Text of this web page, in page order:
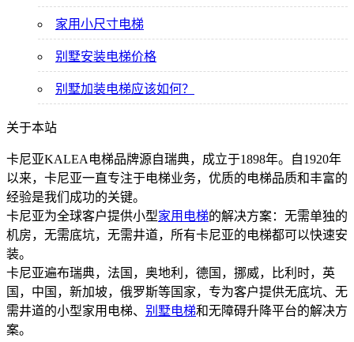
家用小尺寸电梯
别墅安装电梯价格
别墅加装电梯应该如何？
关于本站
卡尼亚KALEA电梯品牌源自瑞典，成立于1898年。自1920年
以来，卡尼亚一直专注于电梯业务，优质的电梯品质和丰富的
经验是我们成功的关键。
卡尼亚为全球客户提供小型家用电梯的解决方案：无需单独的
机房，无需底坑，无需井道，所有卡尼亚的电梯都可以快速安
装。
卡尼亚遍布瑞典，法国，奥地利，德国，挪威，比利时，英
国，中国，新加坡，俄罗斯等国家，专为客户提供无底坑、无
需井道的小型家用电梯、 别墅电梯和无障碍升降平台的解决方
案。